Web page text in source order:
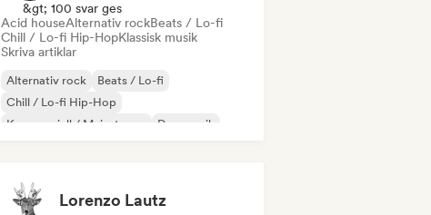
&gt; 100 svar ges
Acid houseAlternativ rockBeats / Lo-fi
Chill / Lo-fi Hip-HopKlassisk musik
Skriva artiklar
Alternativ rock
Beats / Lo-fi
Chill / Lo-fi Hip-Hop
Kommersiell / Mainstream
Dansmusik
Lorenzo Lautz